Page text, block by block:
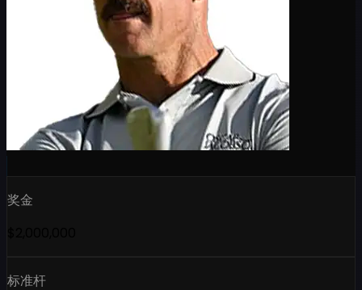
奖金
标准杆